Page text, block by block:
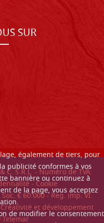
également de tiers, pour
publicité conformes à vos
bannière ou continuez à
de la page, vous acceptez
de modifier le consentement
SUR
S.R.L. - Numéro de TVA:
-Cookie
€ 60.000 - Reg. imp. VI:
Créativité et développement